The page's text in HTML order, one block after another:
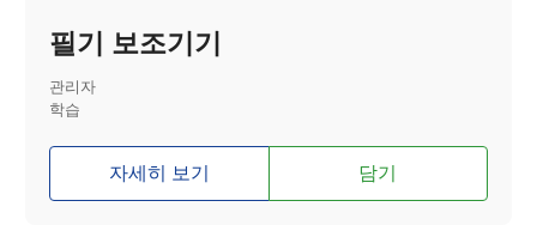
필기 보조기기
관리자
학습
자세히 보기 담기